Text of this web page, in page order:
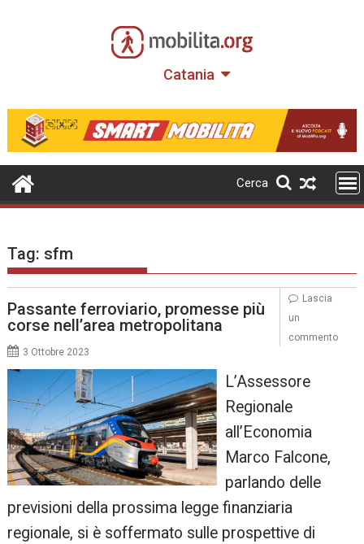
Catania
Cerca
Tag: sfm
Passante ferroviario, promesse più
corse nell’area metropolitana
3 Ottobre 2023
L’Assessore
Regionale
all’Economia
Marco Falcone,
parlando delle
previsioni della prossima legge finanziaria
regionale, si è soffermato sulle prospettive di
Lascia
un
commento